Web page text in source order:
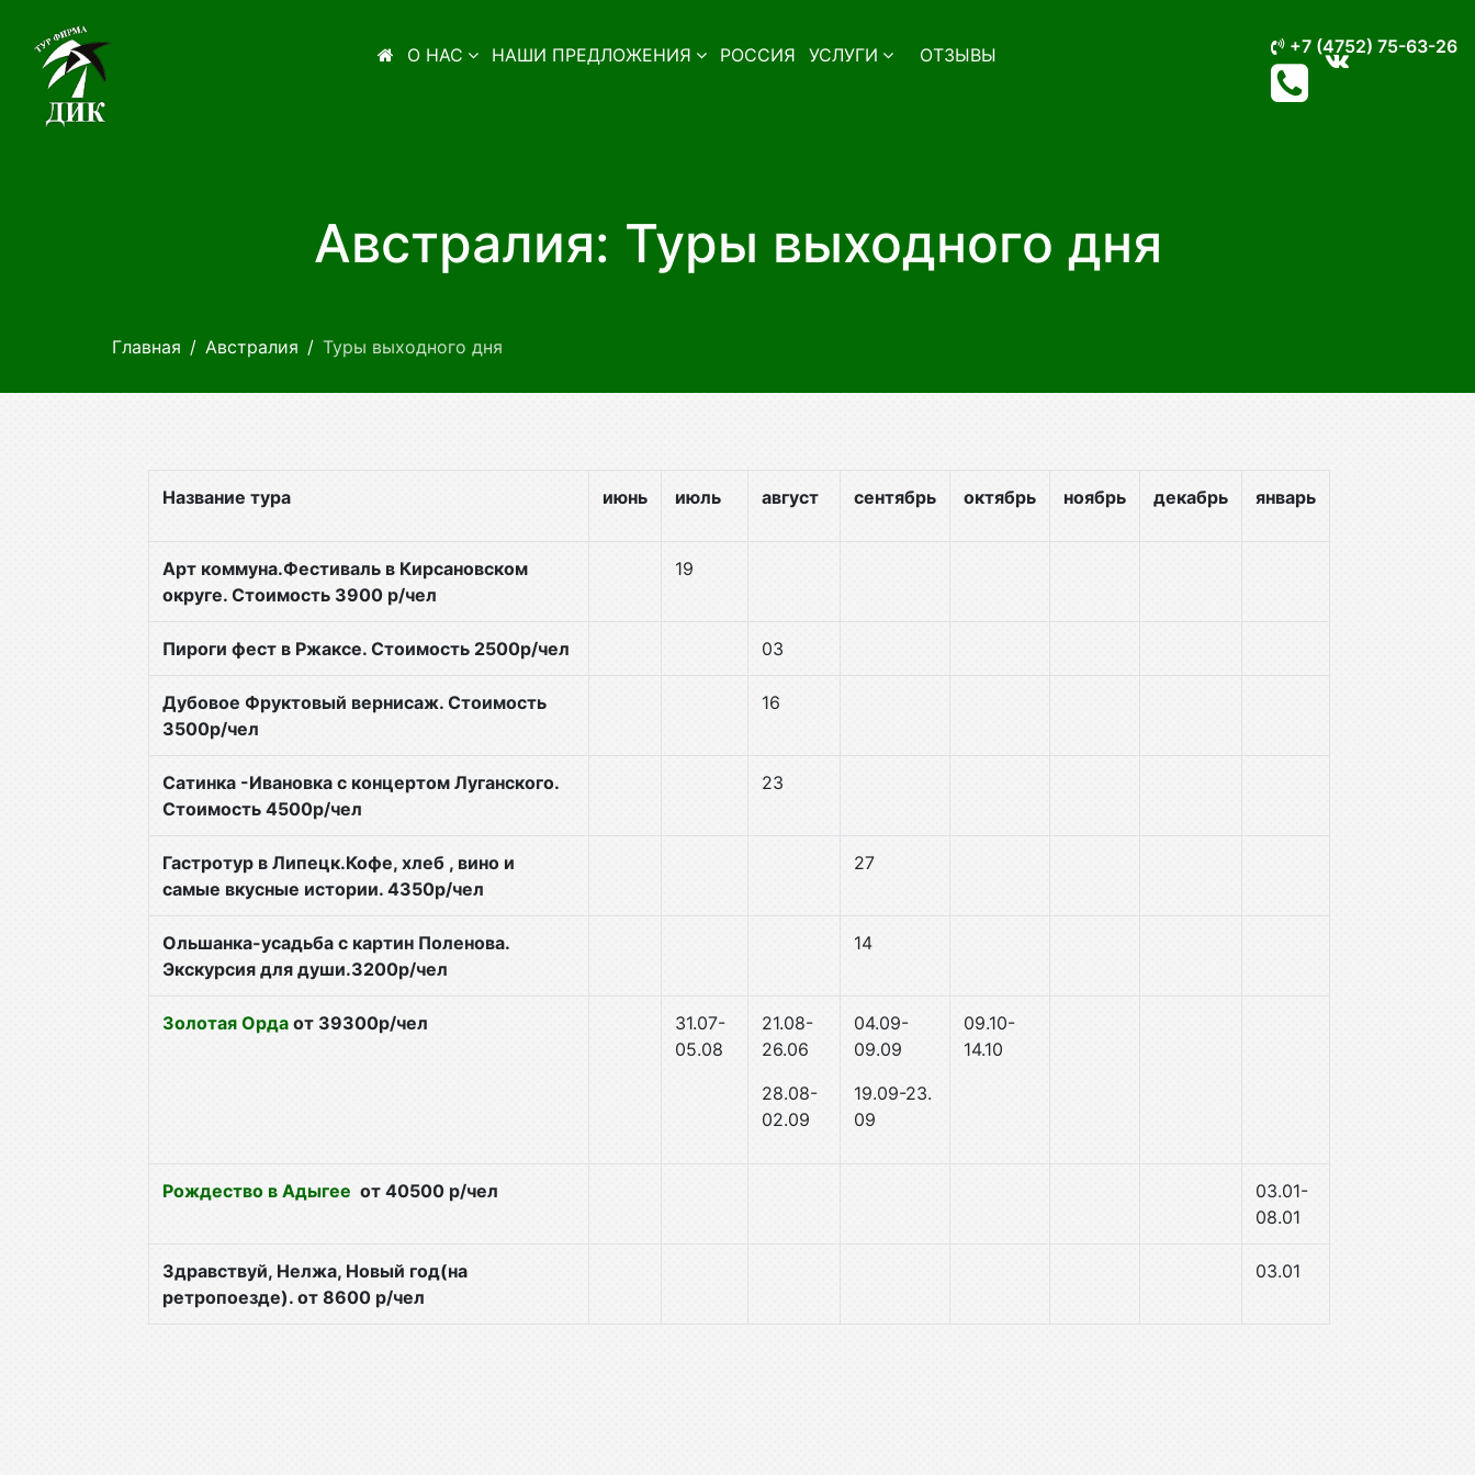
О НАС НАШИ ПРЕДЛОЖЕНИЯ РОССИЯ УСЛУГИ ОТЗЫВЫ +7 (4752) 75-63-26
Австралия: Туры выходного дня
Главная Австралия Туры выходного дня
Название тура июнь июль август сентябрь октябрь ноябрь декабрь январь
Арт коммуна.Фестиваль в Кирсановском
округе. Стоимость 3900 р/чел
19
Пироги фест в Ржаксе. Стоимость 2500р/чел 03
Дубовое Фруктовый вернисаж. Стоимость
3500р/чел
16
Сатинка -Ивановка с концертом Луганского.
Стоимость 4500р/чел
23
Гастротур в Липецк.Кофе, хлеб , вино и
самые вкусные истории. 4350р/чел
27
Ольшанка-усадьба с картин Поленова.
Экскурсия для души.3200р/чел
14
Золотая Орда от 39300р/чел
31.07-
05.08
21.08-
26.06
28.08-
02.09
04.09-
09.09
19.09-23.
09
09.10-
14.10
Рождество в Адыгее от 40500 р/чел
03.01-
08.01
Здравствуй, Нелжа, Новый год(на
ретропоезде). от 8600 р/чел
03.01